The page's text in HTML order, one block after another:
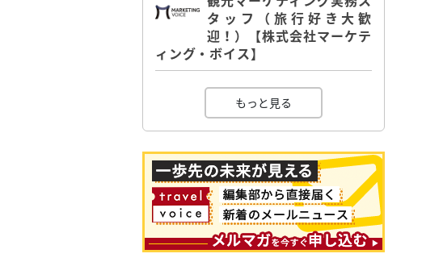
タッフ（旅行好き大歓
迎！）【株式会社マーケテ
ィング・ボイス】
もっと見る